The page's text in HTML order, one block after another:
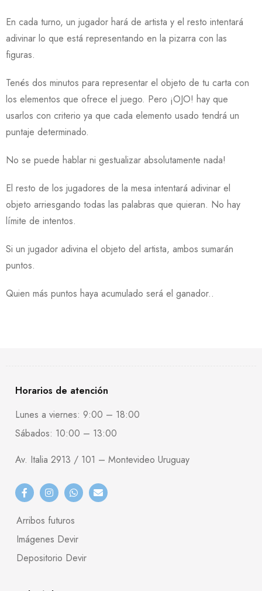
En cada turno, un jugador hará de artista y el resto intentará
adivinar lo que está representando en la pizarra con las
figuras.
Tenés dos minutos para representar el objeto de tu carta con
los elementos que ofrece el juego. Pero ¡OJO! hay que
usarlos con criterio ya que cada elemento usado tendrá un
puntaje determinado.
No se puede hablar ni gestualizar absolutamente nada!
El resto de los jugadores de la mesa intentará adivinar el
objeto arriesgando todas las palabras que quieran. No hay
límite de intentos.
Si un jugador adivina el objeto del artista, ambos sumarán
puntos.
Quien más puntos haya acumulado será el ganador..
Horarios de atención
Lunes a viernes: 9:00 – 18:00
Sábados: 10:00 – 13:00
Av. Italia 2913 / 101 – Montevideo Uruguay
Arribos futuros
Imágenes Devir
Depositorio Devir